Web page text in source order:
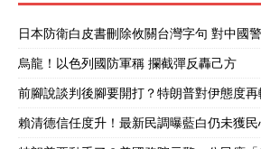
日本防衛白皮書刪除攸關台灣字句 對中國
烏龍！以色列國防軍稱 攔截彈反轟己方
前腳說談判後腳要開打？特朗普對伊態度再
賴清德信任度升！最新民調曝藍白仍未獲